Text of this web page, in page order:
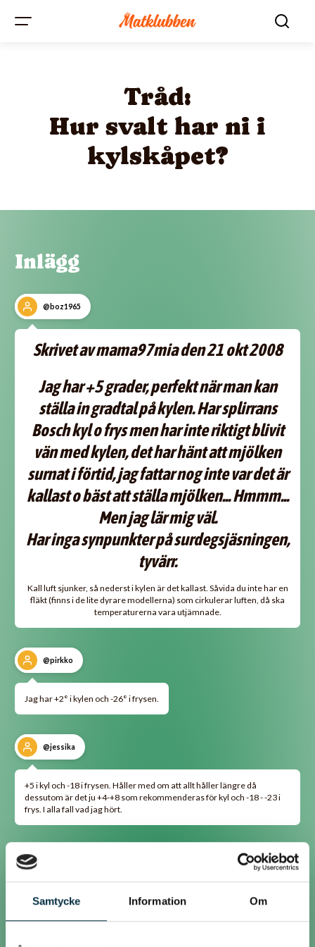
Samtycke Information Om
Tråd:
Hur svalt har ni i
kylskåpet?
Inlägg
@boz1965
Skrivet av mama97mia den 21 okt 2008
Jag har +5 grader, perfekt när man kan
ställa in gradtal på kylen. Har splirrans
Bosch kyl o frys men har inte riktigt blivit
vän med kylen, det har hänt att mjölken
surnat i förtid, jag fattar nog inte var det är
kallast o bäst att ställa mjölken... Hmmm...
Men jag lär mig väl.
Har inga synpunkter på surdegsjäsningen,
tyvärr.
Kall luft sjunker, så nederst i kylen är det kallast. Såvida du inte har en
fläkt (finns i de lite dyrare modellerna) som cirkulerar luften, då ska
temperaturerna vara utjämnade.
@pirkko
Jag har +2° i kylen och -26° i frysen.
@jessika
+5 i kyl och -18 i frysen. Håller med om att allt håller längre då
dessutom är det ju +4-+8 som rekommenderas för kyl och -18 - -23 i
frys. I alla fall vad jag hört.
Jag har +5 grader, perfekt när man kan ställa in gradtal på kylen. Har
splirrans Bosch kyl o frys men har inte riktigt blivit vän med kylen, det
har hänt att mjölken surnat i förtid, jag fattar nog inte var det är kallast